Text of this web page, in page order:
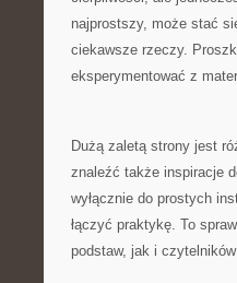
najprostszy, może stać
ciekawsze rzeczy.
eksperymentować z
Dużą zaletą strony jest
znaleźć także inspiracje
wyłącznie do prostych
łączyć praktykę. To
podstaw, jak i